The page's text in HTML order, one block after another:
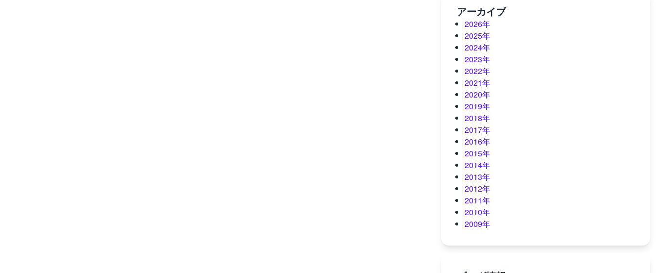
アーカイブ
2026年
2025年
2024年
2023年
2022年
2021年
2020年
2019年
2018年
2017年
2016年
2015年
2014年
2013年
2012年
2011年
2010年
2009年